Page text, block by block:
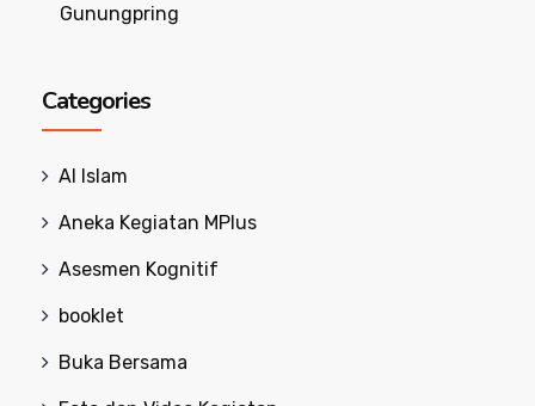
Gunungpring
Categories
Al Islam
Aneka Kegiatan MPlus
Asesmen Kognitif
booklet
Buka Bersama